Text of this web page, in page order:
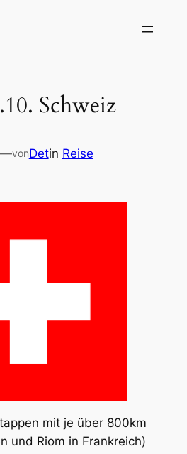
Schweiz
—vonDetin Reise
mit je über 800km
und Riom in Frankreich)